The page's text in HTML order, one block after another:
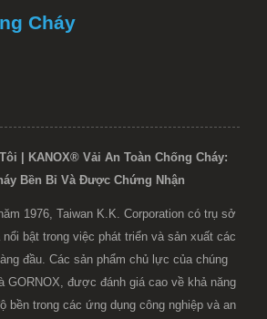
Cháy
| KANOX® Vải An Toàn Chống Cháy:
Bền Bỉ Và Được Chứng Nhận
1976, Taiwan K.K. Corporation có trụ sở
bật trong việc phát triển và sản xuất các
đầu. Các sản phẩm chủ lực của chúng
GORNOX, được đánh giá cao về khả năng
bền trong các ứng dụng công nghiệp và an